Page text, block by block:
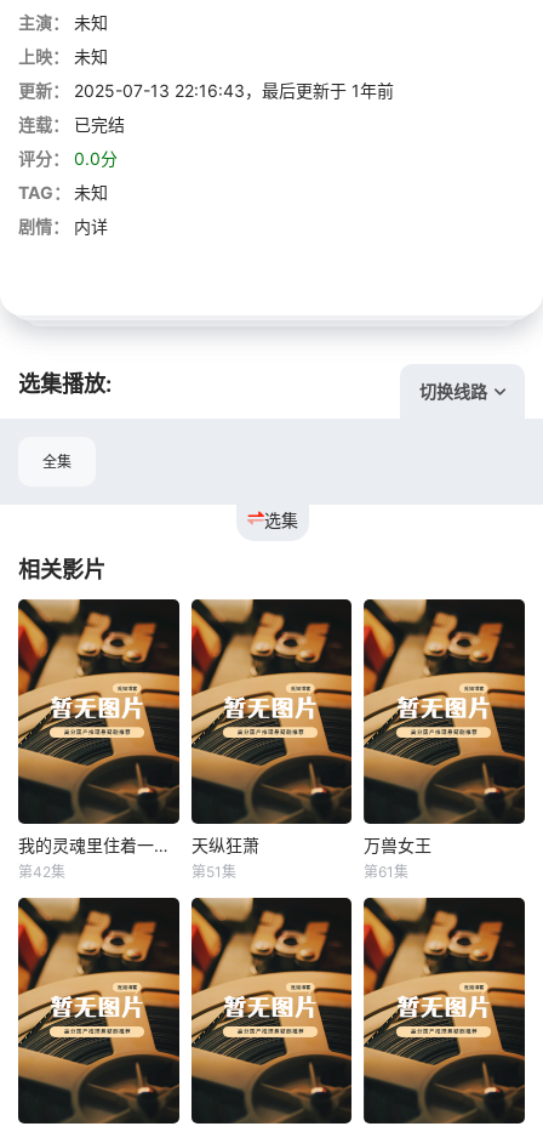
主演：
未知
上映：
未知
更新：
2025-07-13 22:16:43，最后更新于 1年前
连载：
已完结
评分：
0.0分
TAG：
未知
剧情：
内详
选集播放: 切换线路
选集
全集
相关影片
我的灵魂里住着一条龙 我的灵魂里住着一条龙
第42集
天纵狂萧
天纵狂萧
第51集
万兽女王
万兽女王
第61集